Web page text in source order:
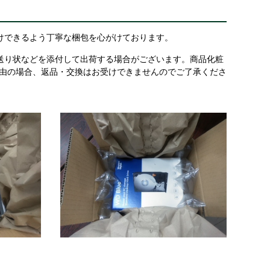
きるよう丁寧な梱包を心がけております。
状などを添付して出荷する場合がございます。商品化粧
場合、返品・交換はお受けできませんのでご了承くださ